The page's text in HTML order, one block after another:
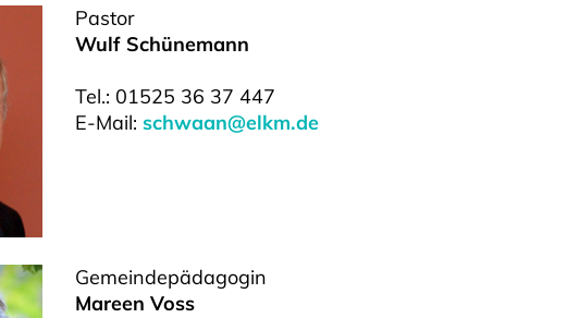
Pastor
Wulf Schünemann
Tel.: 01525 36 37 447
E-Mail: schwaan@elkm.de
Gemeindepädagogin
Mareen Voss